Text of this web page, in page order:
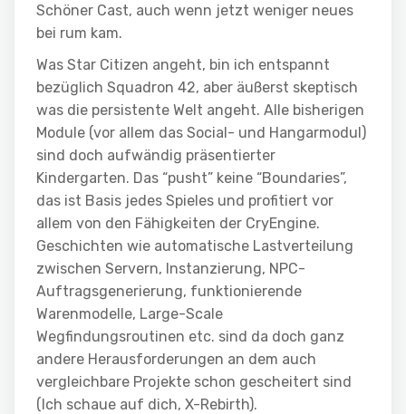
Schöner Cast, auch wenn jetzt weniger neues
bei rum kam.
Was Star Citizen angeht, bin ich entspannt
bezüglich Squadron 42, aber äußerst skeptisch
was die persistente Welt angeht. Alle bisherigen
Module (vor allem das Social- und Hangarmodul)
sind doch aufwändig präsentierter
Kindergarten. Das “pusht” keine “Boundaries”,
das ist Basis jedes Spieles und profitiert vor
allem von den Fähigkeiten der CryEngine.
Geschichten wie automatische Lastverteilung
zwischen Servern, Instanzierung, NPC-
Auftragsgenerierung, funktionierende
Warenmodelle, Large-Scale
Wegfindungsroutinen etc. sind da doch ganz
andere Herausforderungen an dem auch
vergleichbare Projekte schon gescheitert sind
(Ich schaue auf dich, X-Rebirth).